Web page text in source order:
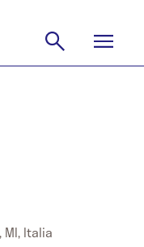
MI, Italia